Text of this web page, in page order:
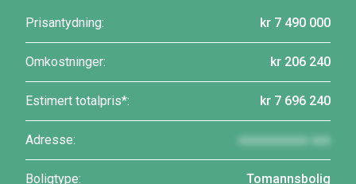
Prisantydning: kr 7 490 000
Omkostninger: kr 206 240
Estimert totalpris*: kr 7 696 240
Adresse: xxxxxxxxxxx xxx
Boligtype: Tomannsbolig